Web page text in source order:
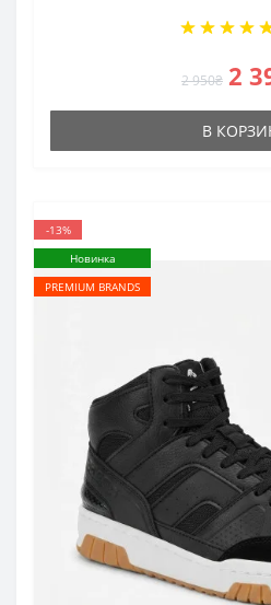
2 950₴ 2
В
-13%
Новинка
PREMIUM BRANDS